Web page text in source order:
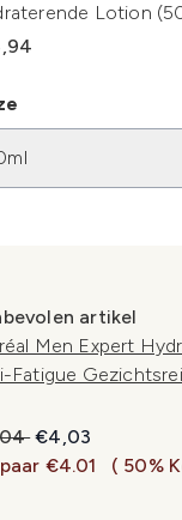
Lotion
artikel
Men Expert
Fatigue
Retail
Huidige prijs:
€4,03
€4.01
( 50%